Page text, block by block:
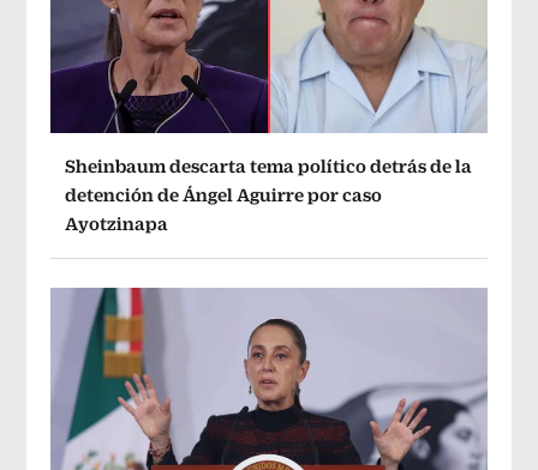
Sheinbaum descarta tema político detrás de la
detención de Ángel Aguirre por caso
Ayotzinapa